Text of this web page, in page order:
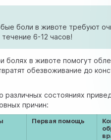
боли в животе требуют
6-12 часов!
в животе помогут
обезвоживание до
различных состояниях
причин:
Первая помощь